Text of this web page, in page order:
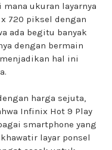
mana ukuran layarnya
720 piksel dengan
ada begitu banyak
dengan bermain
hal ini
harga sejuta,
Infinix Hot 9 Play
smartphone yang
layar ponsel